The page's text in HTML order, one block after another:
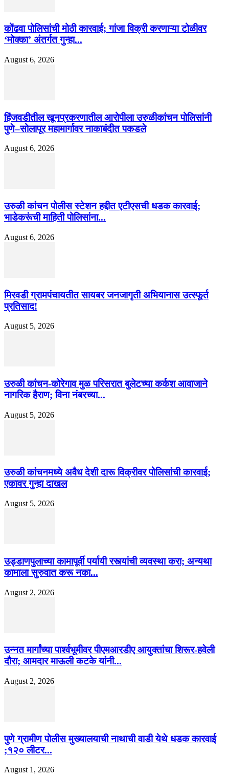
कोंढवा पोलिसांची मोठी कारवाई; गांजा विक्री करणाऱ्या टोळीवर
‘मोक्का’ अंतर्गत गुन्हा...
August 6, 2026
हिंजवडीतील खूनप्रकरणातील आरोपीला उरुळीकांचन पोलिसांनी
पुणे–सोलापूर महामार्गावर नाकाबंदीत पकडले
August 6, 2026
उरुळी कांचन पोलीस स्टेशन हद्दीत एटीएसची धडक कारवाई;
भाडेकरूंची माहिती पोलिसांना...
August 6, 2026
मिरवडी ग्रामपंचायतीत सायबर जनजागृती अभियानास उत्स्फूर्त
प्रतिसाद!
August 5, 2026
उरुळी कांचन-कोरेगाव मुळ परिसरात बुलेटच्या कर्कश आवाजाने
नागरिक हैराण; विना नंबरच्या...
August 5, 2026
उरुळी कांचनमध्ये अवैध देशी दारू विक्रीवर पोलिसांची कारवाई;
एकावर गुन्हा दाखल
August 5, 2026
उड्डाणपुलाच्या कामापूर्वी पर्यायी रस्त्यांची व्यवस्था करा; अन्यथा
कामाला सुरुवात करू नका...
August 2, 2026
उन्नत मार्गांच्या पार्श्वभूमीवर पीएमआरडीए आयुक्तांचा शिरूर-हवेली
दौरा; आमदार माऊली कटके यांनी...
August 2, 2026
पुणे ग्रामीण पोलीस मुख्यालयाची नाथाची वाडी येथे धडक कारवाई
;१२० लीटर...
August 1, 2026